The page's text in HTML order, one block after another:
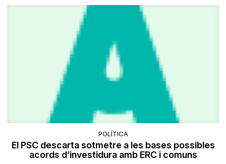
POLÍTICA
El PSC descarta sotmetre a les bases possibles
acords d’investidura amb ERC i comuns